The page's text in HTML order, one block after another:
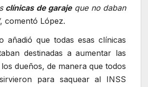
clínicas de garajeque no daban
, comentó López.
añadió que todas esas clínicas
destinadas a aumentar las
dueños, de manera que todos
para saquear al INSS